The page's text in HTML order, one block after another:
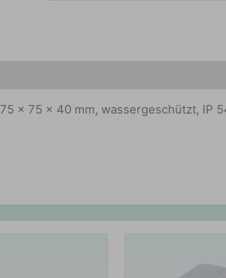
x 75 x 40 mm, wassergeschützt, IP